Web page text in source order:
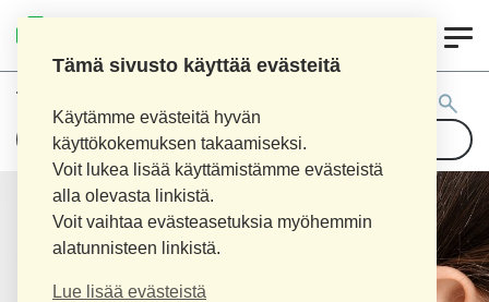
Tämä sivusto käyttää evästeitä
Käytämme evästeitä hyvän
käyttökokemuksen takaamiseksi.
Voit lukea lisää käyttämistämme evästeistä
alla olevasta linkistä.
Voit vaihtaa evästeasetuksia myöhemmin
alatunnisteen linkistä.
Lue lisää evästeistä
Tuotehaku: